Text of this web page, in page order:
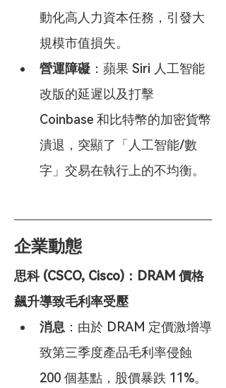
動化高人力資本任務，引發大
規模市值損失。
營運障礙 ：蘋果 Siri 人工智能
改版的延遲以及打擊
Coinbase 和比特幣的加密貨幣
潰退，突顯了「人工智能/數
字」交易在執行上的不均衡。
企業動態
思科 (CSCO, Cisco)：DRAM 價格
飆升導致毛利率受壓
消息 ：由於 DRAM 定價激增導
致第三季度產品毛利率侵蝕
200 個基點，股價暴跌 11%。